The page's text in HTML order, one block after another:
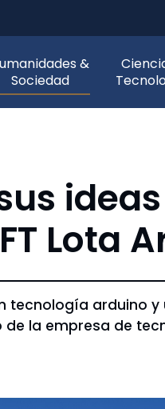
&
Sociedad
Lota
tecnología arduino
la empresa de